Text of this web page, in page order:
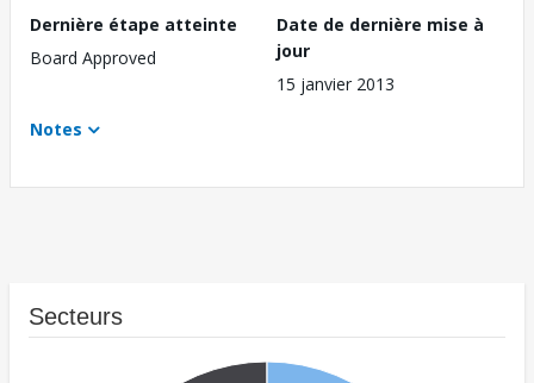
Dernière étape atteinte
Board Approved
Date de dernière mise à
jour
15 janvier 2013
Notes
Secteurs